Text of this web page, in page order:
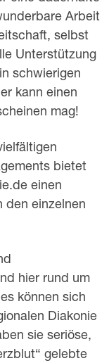
Arbeit
selbst
Unterstützung
schwierigen
kann einen
mag!
bietet
einen
den einzelnen
hier rund um
können sich
Diakonie
sie seriöse,
gelebte